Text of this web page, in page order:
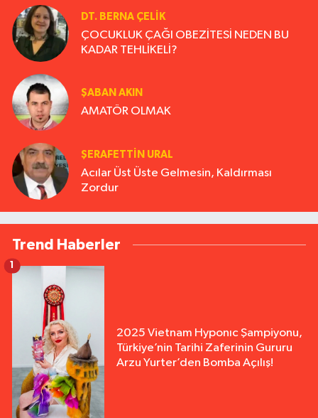
DT. BERNA ÇELIK
ÇOCUKLUK ÇAĞI OBEZİTESİ NEDEN BU
KADAR TEHLİKELİ?
ŞABAN AKIN
AMATÖR OLMAK
ŞERAFETTIN URAL
Acılar Üst Üste Gelmesin, Kaldırması
Zordur
Trend Haberler
2025 Vietnam Hyponıc Şampiyonu,
Türkiye’nin Tarihi Zaferinin Gururu
Arzu Yurter’den Bomba Açılış!
1